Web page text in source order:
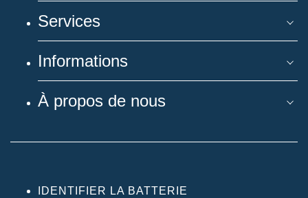
Services
Informations
À propos de nous
IDENTIFIER LA BATTERIE